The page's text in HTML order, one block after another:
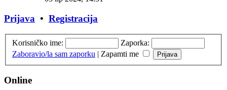
Prijava • Registracija
Korisničko ime:
Zaporka:
Zaboravio/la sam zaporku | Zapamti me
Online